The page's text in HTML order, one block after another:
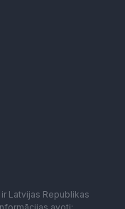
Latvijas Republikas